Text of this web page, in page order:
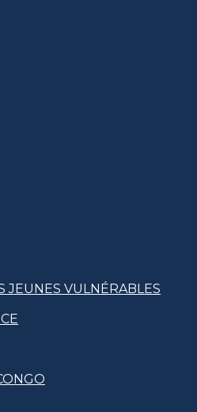
JEUNES VULNÉRABLES